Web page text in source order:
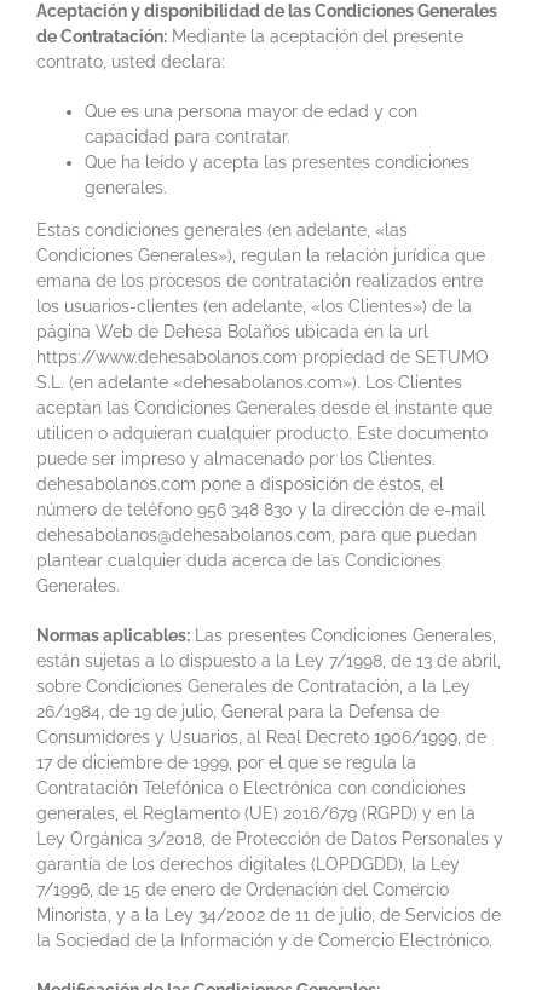
Aceptación y disponibilidad de las Condiciones Generales
de Contratación: Mediante la aceptación del presente
contrato, usted declara:
Que es una persona mayor de edad y con
capacidad para contratar.
Que ha leído y acepta las presentes condiciones
generales.
Estas condiciones generales (en adelante, «las
Condiciones Generales»), regulan la relación jurídica que
emana de los procesos de contratación realizados entre
los usuarios-clientes (en adelante, «los Clientes») de la
página Web de Dehesa Bolaños ubicada en la url
https://www.dehesabolanos.com propiedad de SETUMO
S.L. (en adelante «dehesabolanos.com»). Los Clientes
aceptan las Condiciones Generales desde el instante que
utilicen o adquieran cualquier producto. Este documento
puede ser impreso y almacenado por los Clientes.
dehesabolanos.com pone a disposición de éstos, el
número de teléfono 956 348 830 y la dirección de e-mail
dehesabolanos@dehesabolanos.com, para que puedan
plantear cualquier duda acerca de las Condiciones
Generales.
Normas aplicables: Las presentes Condiciones Generales,
están sujetas a lo dispuesto a la Ley 7/1998, de 13 de abril,
sobre Condiciones Generales de Contratación, a la Ley
26/1984, de 19 de julio, General para la Defensa de
Consumidores y Usuarios, al Real Decreto 1906/1999, de
17 de diciembre de 1999, por el que se regula la
Contratación Telefónica o Electrónica con condiciones
generales, el Reglamento (UE) 2016/679 (RGPD) y en la
Ley Orgánica 3/2018, de Protección de Datos Personales y
garantía de los derechos digitales (LOPDGDD), la Ley
7/1996, de 15 de enero de Ordenación del Comercio
Minorista, y a la Ley 34/2002 de 11 de julio, de Servicios de
la Sociedad de la Información y de Comercio Electrónico.